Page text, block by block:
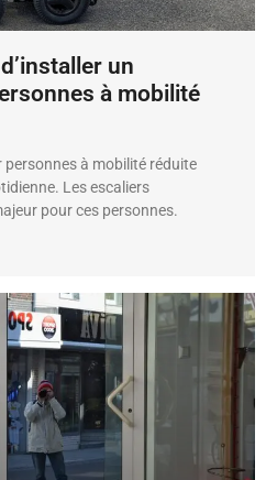
un
à mobilité
à mobilité réduite
Les escaliers
pour ces personnes.